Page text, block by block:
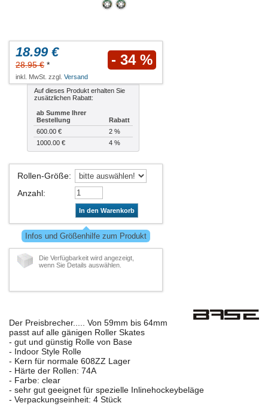
18.99 €
28.95 € * - 34 %
inkl. MwSt. zzgl. Versand
Auf dieses Produkt erhalten Sie
zusätzlichen Rabatt:
ab Summe Ihrer
Bestellung
Rabatt
600.00 €
2 %
1000.00 €
4 %
Rollen-Größe:
Anzahl:
In den Warenkorb
Infos und Größenhilfe zum Produkt
Die Verfügbarkeit wird angezeigt,
wenn Sie Details auswählen.
Der Preisbrecher..... Von 59mm bis 64mm
passt auf alle gänigen Roller Skates
- gut und günstig Rolle von Base
- Indoor Style Rolle
- Kern für normale 608ZZ Lager
- Härte der Rollen: 74A
- Farbe: clear
- sehr gut geeignet für spezielle Inlinehockeybeläge
- Verpackungseinheit: 4 Stück